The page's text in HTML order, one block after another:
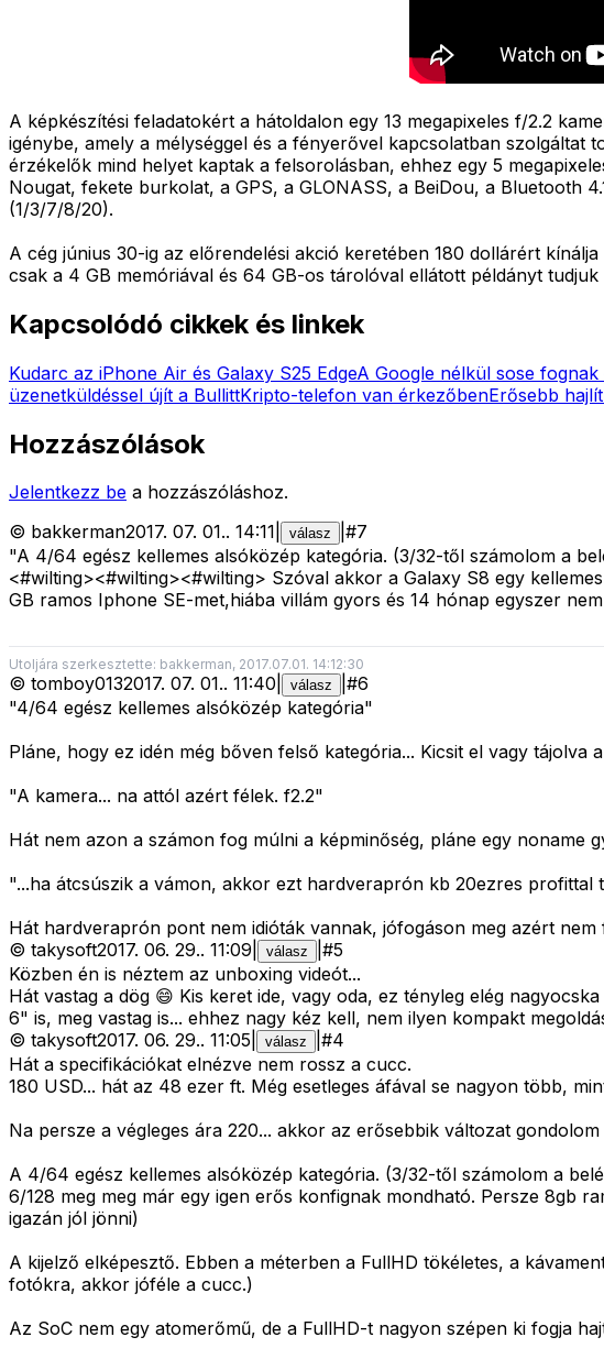
A képkészítési feladatokért a hátoldalon egy 13 megapixeles f/2.2
igénybe, amely a mélységgel és a fényerővel kapcsolatban
érzékelők mind helyet kaptak a felsorolásban, ehhez egy 5
Nougat, fekete burkolat, a GPS, a GLONASS, a BeiDou, a Bluetooth
(1/3/7/8/20).
A cég június 30-ig az előrendelési akció keretében 180 dollárért
csak a 4 GB memóriával és 64 GB-os tárolóval ellátott példányt tudjuk
Kapcsolódó cikkek és linkek
Kudarc az iPhone Air és Galaxy S25 EdgeA Google nélkül sose
üzenetküldéssel újít a BullittKripto-telefon van érkezőbenErősebb
Hozzászólások
Jelentkezz be a hozzászóláshoz.
© bakkerman2017. 07. 01.. 14:11 válasz #7
"A 4/64 egész kellemes alsóközép kategória. (3/32-től számolom a
<#wilting><#wilting><#wilting> Szóval akkor a Galaxy S8 egy
GB ramos Iphone SE-met,hiába villám gyors és 14 hónap egyszer
Utoljára szerkesztette: bakkerman, 2017.07.01. 14:12:30
© tomboy0132017. 07. 01.. 11:40 válasz #6
"4/64 egész kellemes alsóközép kategória"
Pláne, hogy ez idén még bőven felső kategória... Kicsit el vagy tájolva
"A kamera... na attól azért félek. f2.2"
Hát nem azon a számon fog múlni a képminőség, pláne egy noname
"...ha átcsúszik a vámon, akkor ezt hardveraprón kb 20ezres profittal
Hát hardveraprón pont nem idióták vannak, jófogáson meg azért
© takysoft2017. 06. 29.. 11:09 válasz #5
Közben én is néztem az unboxing videót...
Hát vastag a dög 😄 Kis keret ide, vagy oda, ez tényleg elég nagyocska
6" is, meg vastag is... ehhez nagy kéz kell, nem ilyen kompakt
© takysoft2017. 06. 29.. 11:05 válasz #4
Hát a specifikációkat elnézve nem rossz a cucc.
180 USD... hát az 48 ezer ft. Még esetleges áfával se nagyon több,
Na persze a végleges ára 220... akkor az erősebbik változat
A 4/64 egész kellemes alsóközép kategória. (3/32-től számolom a
6/128 meg meg már egy igen erős konfignak mondható. Persze 8gb
igazán jól jönni)
A kijelző elképesztő. Ebben a méterben a FullHD tökéletes, a
fotókra, akkor jóféle a cucc.)
Az SoC nem egy atomerőmű, de a FullHD-t nagyon szépen ki fogja